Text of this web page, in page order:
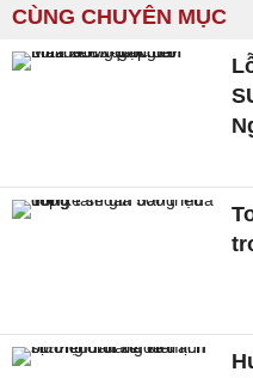
CÙNG CHUYÊN MỤC